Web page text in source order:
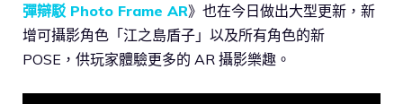
彈辯駁 Photo Frame AR》也在今日做出大型更新，新
增可攝影角色「江之島盾子」以及所有角色的新
POSE，供玩家體驗更多的 AR 攝影樂趣。